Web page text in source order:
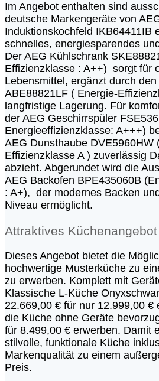
Im Angebot enthalten sind
deutsche Markengeräte von
Induktionskochfeld IKB64411IB
schnelles, energiesparendes
Der AEG Kühlschrank
Effizienzklasse : A++) sorgt für
Lebensmittel, ergänzt durch
ABE88821LF ( Energie-
langfristige Lagerung. Für
der AEG Geschirrspüler
Energieeffizienzklasse: A+++)
AEG Dunsthaube DVE5960HW
Effizienzklasse A ) zuverlässig
abzieht. Abgerundet wird die
AEG Backofen BPE435060B
: A+), der modernes Backen
Niveau ermöglicht.
Attraktives Küchenangebot
Dieses Angebot bietet die
hochwertige Musterküche zu
zu erwerben. Komplett mit
Klassische L-Küche
22.669,00 € für nur 12.999,00 €
die Küche ohne Geräte
für 8.499,00 € erwerben. Damit
stilvolle, funktionale Küche
Markenqualität zu einem
Preis.